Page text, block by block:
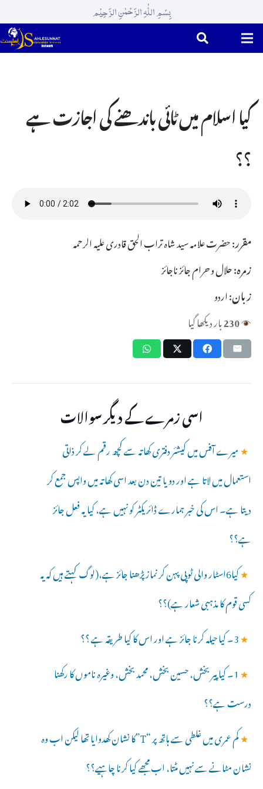
بِسْمِ اللّٰہِ الرَّحْمٰنِ الرَّحِیْم
کیا اسلام میں ٹائی باندھنے کی اجازت ہے
؟؟
مقرر:حضرت علامہ سید شاہ تراب الحق قادری علیہ الرحمہ
زمرہ:حلال و حرام جائز ناجائز
زبان:اردو
230بار دیکھا گیا
اسی زمرے کے دیگر سوالات
★میرے آفس میں کیشئر دفتری کھاتہ سے کچھ رقم لے کر ذاتی
استعمال میں لاتا ہے اور دو یا تین دن بعد اسی کھاتہ میں واپس جمع کر
دیتا ہے۔ اس کی خبر ہمارے ڈائریکٹر کو نہیں ہے، کیا یہ فعل جائز
ہے؟؟
★
کیا6اسٹار والی ٹوپی پہن کر نماز پڑھنا جائز ہے،(لوگ کہتے ہیں کہ یہ
کسی قوم کا مذہبی شعار ہے)؟؟
★3۔ کیا حیلہ کرنا جائز ہے اور اس کا کیا طریقہ ہے ؟؟
★ 1۔ کیا پیر بخش، حسین بخش، محمد بخش، وغیرہ ناموں کا رکھنا
درست ہے؟؟
★
کم عمری میں غلطی سے ہاتھ پر “T”کا نشان کھدوایا تھا لیکن اب وہ
نشان مٹانے سے نہیں مٹتا، اب مجھے کیا کرنا چاہیے؟؟